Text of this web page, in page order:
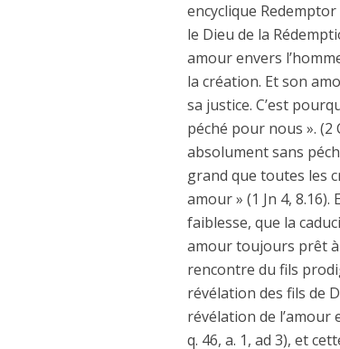
encyclique
le Dieu de la
amour envers
la création. Et son
sa justice. C’est
péché pour nous ». (2
absolument sans
grand que toutes les
amour » (1 Jn 4,
faiblesse, que la
amour toujours prêt
rencontre du fils
révélation des fils de
révélation de l’amour
q. 46, a. 1, ad 3), et